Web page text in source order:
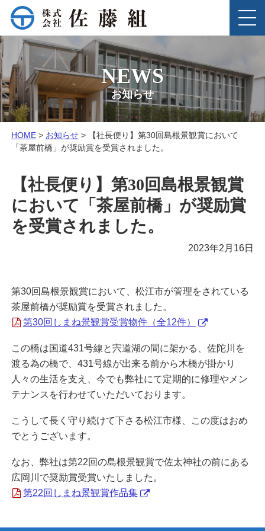
このページの本文へ
MENU
NEWS
お知らせ
こ
の
の
位
置:
HOME> お知らせ>
【社長便り】第30回島根景観賞において
「茶屋前橋」が奨励賞を受賞されました。
【社長便り】第30回島根景観賞
において「茶屋前橋」が奨励賞
を受賞されました。
2023年2月16日
第30回島根景観賞において、松江市が管理をされている
茶屋前橋が奨励賞を受賞されました。
第30回しまね景観賞受賞物件（全12件）
この橋は国道431号線と宍道湖の間に架かる、佐陀川を
渡る為の橋で、431号線が出来る前から木橋が掛かり
人々の生活を支え、今でも弊社にて定期的に修理やメン
テナンスを行わせていただいております。
こうして長く守り続けて下さる松江市様、この度はおめ
でとうございます。
なお、弊社は第22回の島根景観賞で佐太神社の前にある
広岡川で奨励賞受賞いたしました。
第22回しまね景観賞作品集